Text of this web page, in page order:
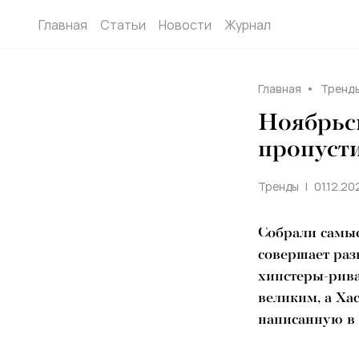
Главная Статьи Новости Журнал
Главная
Тренды
Собрали
совершает
хипстеры-
великим, а
написанную в